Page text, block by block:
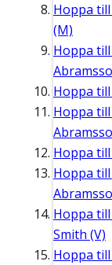
Hoppa till
(M)
Hoppa till
Hoppa till
Hoppa till
Hoppa till
Hoppa till
Hoppa till
Smith (V)
Hoppa till